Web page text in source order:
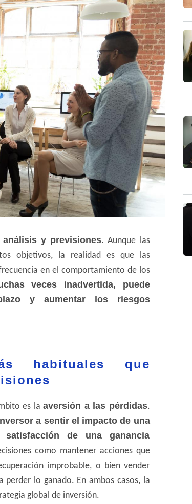
y previsiones. Aunque las
objetivos, la realidad es que las
en el comportamiento de los
veces inadvertida, puede
y aumentar los riesgos
habituales que
es laaversión a las pérdidas.
a sentir el impacto de una
de una ganancia
como mantener acciones que
improbable, o bien vender
perder lo ganado. En ambos casos, la
global de inversión.